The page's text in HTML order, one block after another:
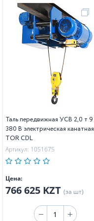
Таль передвижная УСВ 2,0 т 9 м
380 В электрическая канатная
TOR CDL
Артикул: 1051675
Цена:
766 625 KZT (за шт)